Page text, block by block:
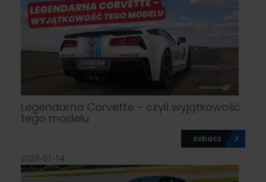
Legendarna Corvette – czyli wyjątkowość
tego modelu
zobacz
2026-01-14